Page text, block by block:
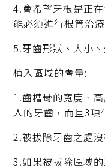
4.會希望牙根是正
能必須進行根管治療
5.牙齒形狀、大小
植入區域的考量:
1.齒槽骨的寬度、
入的牙齒，而且3項
2.被拔除牙齒之處
3.如果被拔除區域